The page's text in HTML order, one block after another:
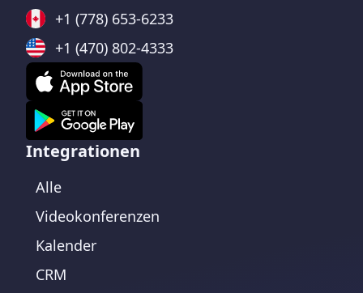
+1 (778) 653-6233
+1 (470) 802-4333
Integrationen
Alle
Videokonferenzen
Kalender
CRM